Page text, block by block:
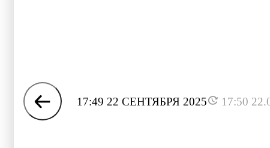
17:49 22 СЕНТЯБРЯ 2025 17:50